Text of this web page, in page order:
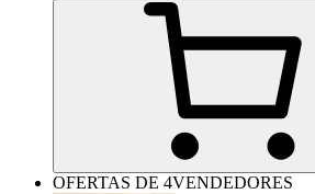
OFERTAS DE 4VENDEDORES